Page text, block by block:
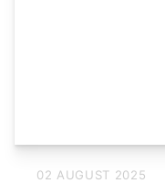
02 AUGUST 2025